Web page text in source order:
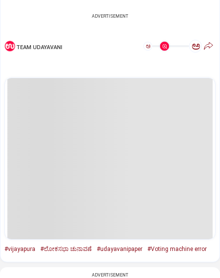
ADVERTISEMENT
TEAM UDAYAVANI ಅ ಅ
#vijayapura #ಲೋಕಸಭಾ ಚುನಾವಣೆ #udayavanipaper #Voting machine error
ADVERTISEMENT